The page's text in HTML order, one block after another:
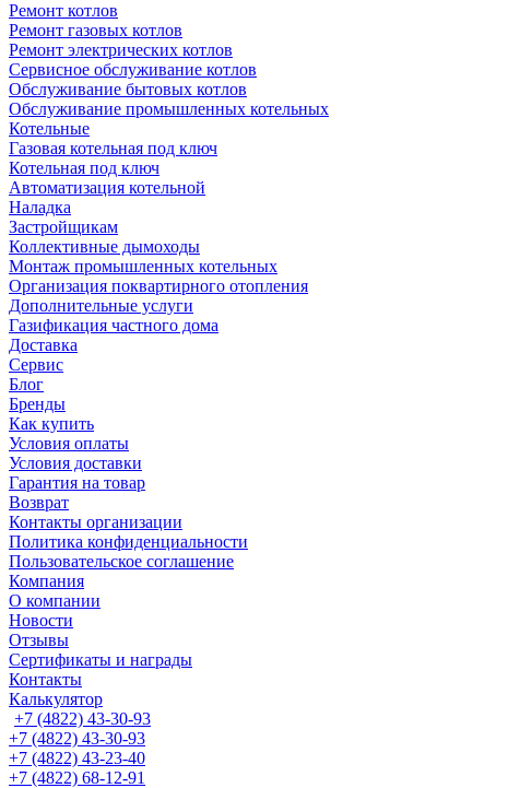
Ремонт котлов
Ремонт газовых котлов
Ремонт электрических котлов
Сервисное обслуживание котлов
Обслуживание бытовых котлов
Обслуживание промышленных котельных
Котельные
Газовая котельная под ключ
Котельная под ключ
Автоматизация котельной
Наладка
Застройщикам
Коллективные дымоходы
Монтаж промышленных котельных
Организация поквартирного отопления
Дополнительные услуги
Газификация частного дома
Доставка
Сервис
Блог
Бренды
Как купить
Условия оплаты
Условия доставки
Гарантия на товар
Возврат
Контакты организации
Политика конфиденциальности
Пользовательское соглашение
Компания
О компании
Новости
Отзывы
Сертификаты и награды
Контакты
Калькулятор
+7 (4822) 43-30-93
+7 (4822) 43-30-93
+7 (4822) 43-23-40
+7 (4822) 68-12-91